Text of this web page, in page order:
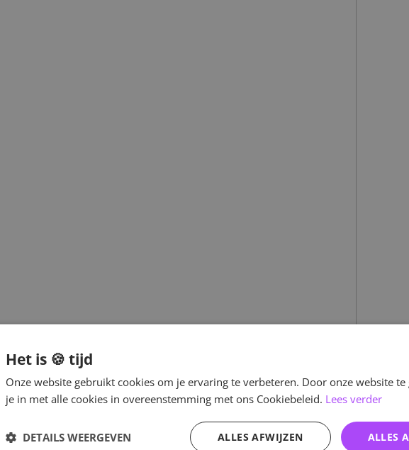
Het is 🍪 tijd
Onze website gebruikt cookies om je ervaring te verbeteren. Door onze website
je in met alle cookies in overeenstemming met ons Cookiebeleid. Lees verder
ALLES
ALLES AFWIJZEN
DETAILS WEERGEVEN